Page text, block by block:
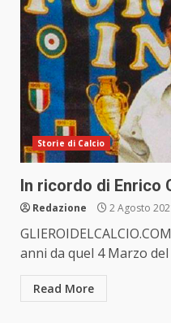
Storie di Calcio
In ricordo di Enrico
Redazione 2 Agosto
anni da quel 4 Marzo
Read More